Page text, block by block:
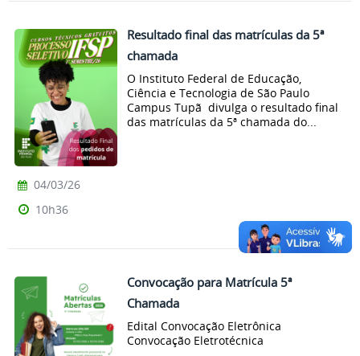
Resultado final das matrículas da 5ª
chamada
O Instituto Federal de Educação,
Ciência e Tecnologia de São Paulo
Campus Tupã divulga o resultado final
das matrículas da 5ª chamada do...
04/03/26
10h36
Convocação para Matrícula 5ª
Chamada
Edital Convocação Eletrônica
Convocação Eletrotécnica